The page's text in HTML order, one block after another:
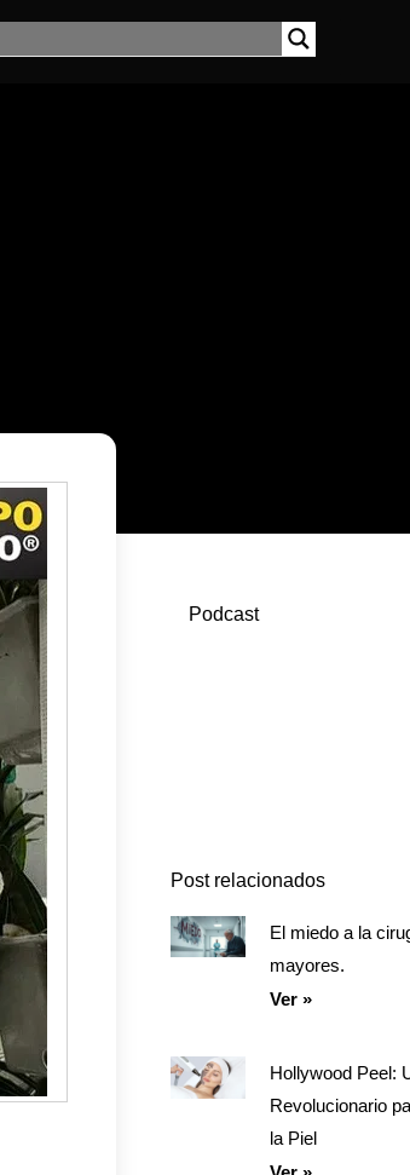
Podcast
Pódcast
Post relacionados
El miedo a la
mayores.
Ver »
Hollywood Peel:
Revolucionario
la Piel
Página